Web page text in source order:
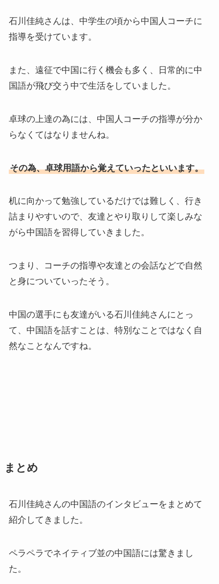
石川佳純さんは、中学生の頃から中国人コーチに
指導を受けています。
また、遠征で中国に行く機会も多く、日常的に中
国語が飛び交う中で生活をしていました。
卓球の上達の為には、中国人コーチの指導が分か
らなくてはなりませんね。
その為、卓球用語から覚えていったといいます。
机に向かって勉強しているだけでは難しく、行き
詰まりやすいので、友達とやり取りして楽しみな
がら中国語を習得していきました。
つまり、コーチの指導や友達との会話などで自然
と身についていったそう。
中国の選手にも友達がいる石川佳純さんにとっ
て、中国語を話すことは、特別なことではなく自
然なことなんですね。
まとめ
石川佳純さんの中国語のインタビューをまとめて
紹介してきました。
ペラペラでネイティブ並の中国語には驚きまし
た。